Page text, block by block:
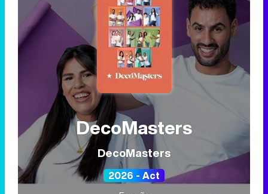
DecoMasters
DecoMasters
2026 - Act